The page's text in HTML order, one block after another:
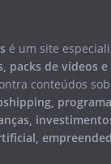
é um site
packs de vídeos
conteúdos